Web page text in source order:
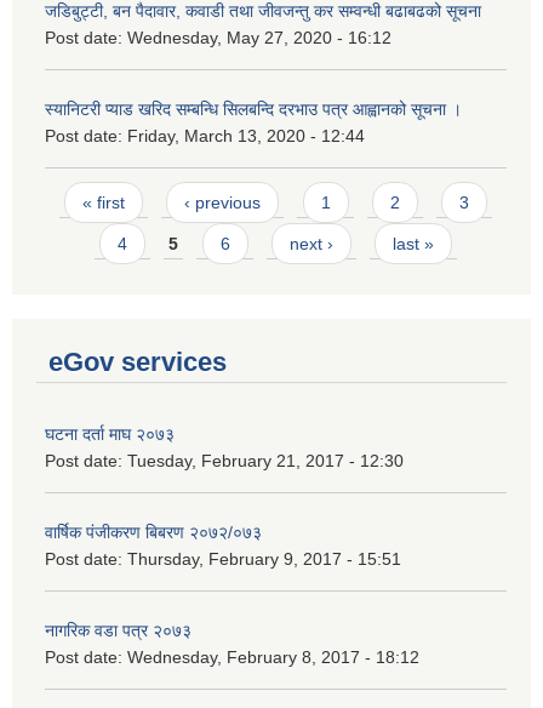
जडिबुट्टी, बन पैदावार, कवाडी तथा जीवजन्तु कर सम्वन्धी बढाबढको सूचना
Post date: Wednesday, May 27, 2020 - 16:12
स्यानिटरी प्याड खरिद सम्बन्धि सिलबन्दि दरभाउ पत्र आह्वानको सूचना ।
Post date: Friday, March 13, 2020 - 12:44
Pages
« first ‹ previous 1 2 3
4 5 6 next › last »
eGov services
घटना दर्ता माघ २०७३
Post date: Tuesday, February 21, 2017 - 12:30
वार्षिक पंजीकरण बिबरण २०७२/०७३
Post date: Thursday, February 9, 2017 - 15:51
नागरिक वडा पत्र २०७३
Post date: Wednesday, February 8, 2017 - 18:12